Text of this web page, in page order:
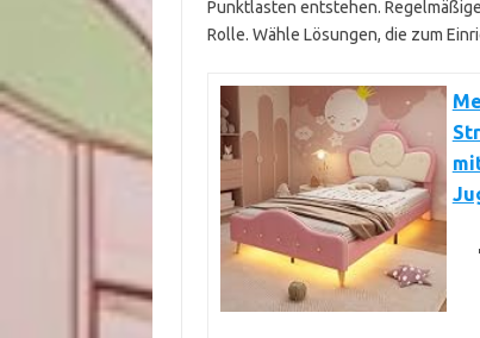
Punktlasten entstehen.
Rolle. Wähle Lösungen, die zum